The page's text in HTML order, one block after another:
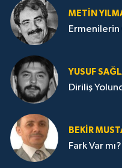
METIN
Ermenilerin
YUSUF
Diriliş
BEKIR
Fark Var mı?